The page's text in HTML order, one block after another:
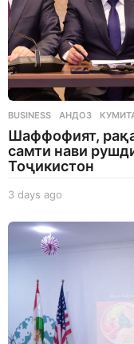
BUSINESS АНДОЗ ,
Шаффофият,
самти нави
Тоҷикистон
3 days ago
a
g
o